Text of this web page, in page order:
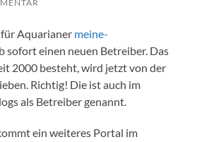
Aquarianer meine-
sofort einen neuen Betreiber. Das
2000 besteht, wird jetzt von der
Richtig! Die ist auch im
als Betreiber genannt.
ein weiteres Portal im